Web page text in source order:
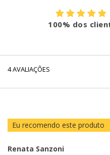
100% dos
4AVALIAÇÕES
Eu recomendo este produto
Renata Sanzoni